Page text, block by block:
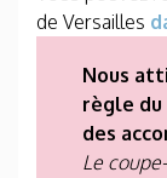
de Versailles
Nous
règle du
des
Le